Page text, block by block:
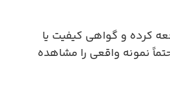
کرده و گواهی کیفیت یا
نمونه واقعی را مشاهده